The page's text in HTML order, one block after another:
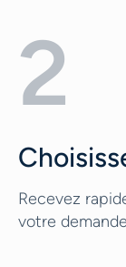
2
Recevez
votre